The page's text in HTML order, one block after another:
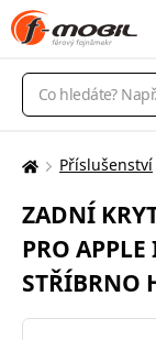
Vyhledávání
Zde
nacházíte:
Příslušenství
ZADNÍ
PRO
STŘÍBRNO